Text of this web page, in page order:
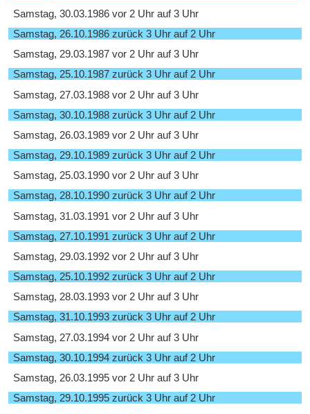
Samstag, 30.03.1986 vor 2 Uhr auf 3 Uhr
Samstag, 26.10.1986 zurück 3 Uhr auf 2 Uhr
Samstag, 29.03.1987 vor 2 Uhr auf 3 Uhr
Samstag, 25.10.1987 zurück 3 Uhr auf 2 Uhr
Samstag, 27.03.1988 vor 2 Uhr auf 3 Uhr
Samstag, 30.10.1988 zurück 3 Uhr auf 2 Uhr
Samstag, 26.03.1989 vor 2 Uhr auf 3 Uhr
Samstag, 29.10.1989 zurück 3 Uhr auf 2 Uhr
Samstag, 25.03.1990 vor 2 Uhr auf 3 Uhr
Samstag, 28.10.1990 zurück 3 Uhr auf 2 Uhr
Samstag, 31.03.1991 vor 2 Uhr auf 3 Uhr
Samstag, 27.10.1991 zurück 3 Uhr auf 2 Uhr
Samstag, 29.03.1992 vor 2 Uhr auf 3 Uhr
Samstag, 25.10.1992 zurück 3 Uhr auf 2 Uhr
Samstag, 28.03.1993 vor 2 Uhr auf 3 Uhr
Samstag, 31.10.1993 zurück 3 Uhr auf 2 Uhr
Samstag, 27.03.1994 vor 2 Uhr auf 3 Uhr
Samstag, 30.10.1994 zurück 3 Uhr auf 2 Uhr
Samstag, 26.03.1995 vor 2 Uhr auf 3 Uhr
Samstag, 29.10.1995 zurück 3 Uhr auf 2 Uhr